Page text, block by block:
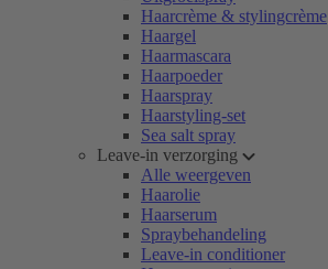
Haarcrème & stylingcrème
Haargel
Haarmascara
Haarpoeder
Haarspray
Haarstyling-set
Sea salt spray
Leave-in verzorging
Alle weergeven
Haarolie
Haarserum
Spraybehandeling
Leave-in conditioner